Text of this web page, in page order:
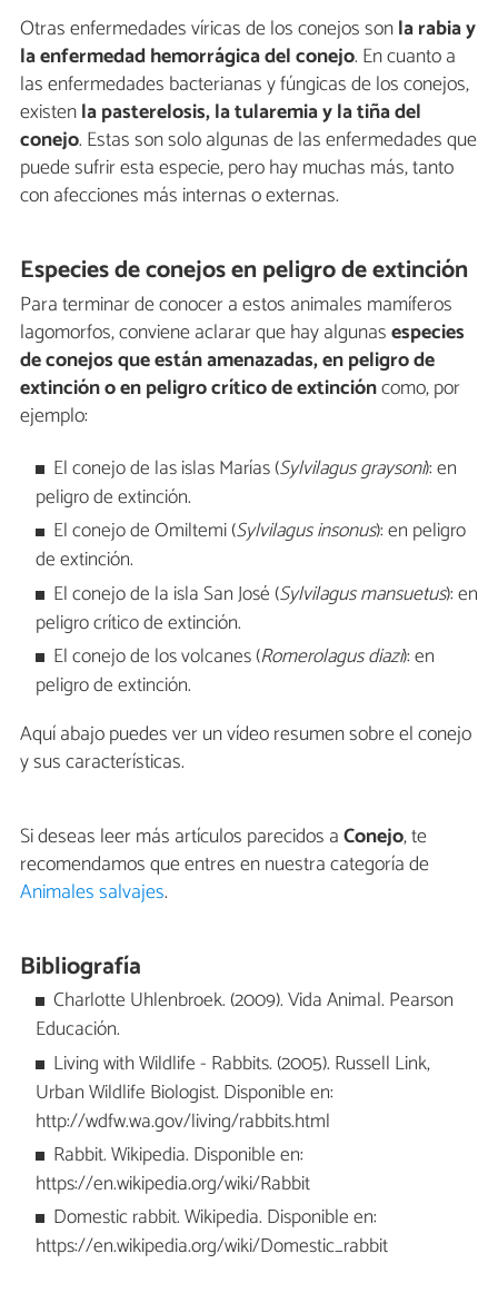
Otras enfermedades víricas de los conejos sonla rabia y
la enfermedad hemorrágica del conejo. En cuanto a
las enfermedades bacterianas y fúngicas de los conejos,
existenla pasterelosis, la tularemia y la tiña del
conejo. Estas son solo algunas de las enfermedades que
puede sufrir esta especie, pero hay muchas más, tanto
con afecciones más internas o externas.
Especies de conejos en peligro de extinción
Para terminar de conocer a estos animales mamíferos
lagomorfos, conviene aclarar que hay algunasespecies
de conejos que están amenazadas, en peligro de
extinción o en peligro crítico de extincióncomo, por
ejemplo:
El conejo de las islas Marías (Sylvilagus graysoni): en
peligro de extinción.
El conejo de Omiltemi (Sylvilagus insonus): en peligro
de extinción.
El conejo de la isla San José (Sylvilagus mansuetus): en
peligro crítico de extinción.
El conejo de los volcanes (Romerolagus diazi): en
peligro de extinción.
Aquí abajo puedes ver un vídeo resumen sobre el conejo
y sus características.
Si deseas leer más artículos parecidos aConejo, te
recomendamos que entres en nuestra categoría de
Animales salvajes.
Bibliografía
Charlotte Uhlenbroek. (2009). Vida Animal. Pearson
Educación.
Living with Wildlife - Rabbits. (2005). Russell Link,
Urban Wildlife Biologist. Disponible en:
http://wdfw.wa.gov/living/rabbits.html
Rabbit. Wikipedia. Disponible en:
https://en.wikipedia.org/wiki/Rabbit
Domestic rabbit. Wikipedia. Disponible en:
https://en.wikipedia.org/wiki/Domestic_rabbit